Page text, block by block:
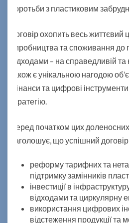
боротьби з пластиковим
Договір охопить весь життєвий
виробництва та споживання
відходами – на справедливій та
також є унікальною нагодою
фінанси та цифрові
стратегію.
Перед початком цих
наголошує, що успішний
реформу тарифних та
підтримку замінників
інвестиції в
відходами та циркулярну
використання цифрових
відстеження продукції та